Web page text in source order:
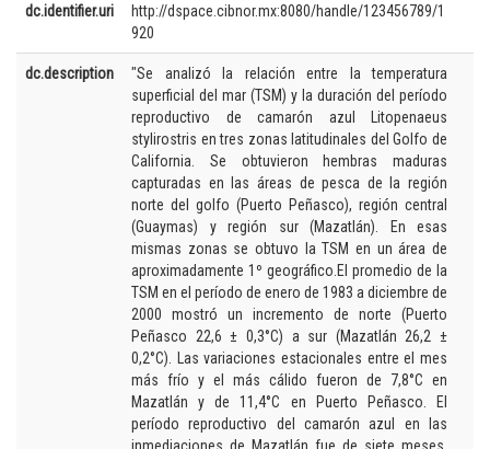
dc.identifier.uri
http://dspace.cibnor.mx:8080/handle/123456789/1
920
dc.description
"Se analizó la relación entre la temperatura
superficial del mar (TSM) y la duración del período
reproductivo de camarón azul Litopenaeus
stylirostris en tres zonas latitudinales del Golfo de
California. Se obtuvieron hembras maduras
capturadas en las áreas de pesca de la región
norte del golfo (Puerto Peñasco), región central
(Guaymas) y región sur (Mazatlán). En esas
mismas zonas se obtuvo la TSM en un área de
aproximadamente 1º geográfico.El promedio de la
TSM en el período de enero de 1983 a diciembre de
2000 mostró un incremento de norte (Puerto
Peñasco 22,6 ± 0,3°C) a sur (Mazatlán 26,2 ±
0,2°C). Las variaciones estacionales entre el mes
más frío y el más cálido fueron de 7,8°C en
Mazatlán y de 11,4°C en Puerto Peñasco. El
período reproductivo del camarón azul en las
inmediaciones de Mazatlán fue de siete meses,